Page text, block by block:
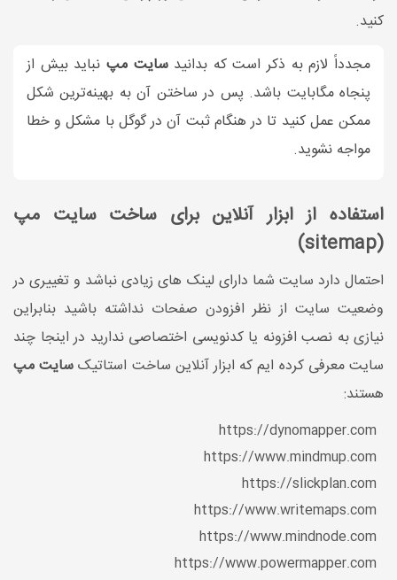
کنید.
مجدداً لازم به ذکر است که بدانیدسایت مپ نباید بیش از
پنجاه مگابایت باشد. پس در ساختن آن به بهینه‌ترین شکل
ممکن عمل کنید تا در هنگام ثبت آن در گوگل با مشکل و خطا
مواجه نشوید.
استفاده از ابزار آنلاین برای ساخت سایت مپ
(sitemap)
احتمال دارد سایت شما دارای لینک های زیادی نباشد و تغییری در
وضعیت سایت از نظر افزودن صفحات نداشته باشید بنابراین
نیازی به نصب افزونه یا کدنویسی اختصاصی ندارید در اینجا چند
سایت معرفی کرده ایم که ابزار آنلاین ساخت استاتیکسایت مپ
هستند:
https://dynomapper.com
https://www.mindmup.com
https://slickplan.com
https://www.writemaps.com
https://www.mindnode.com
https://www.powermapper.com